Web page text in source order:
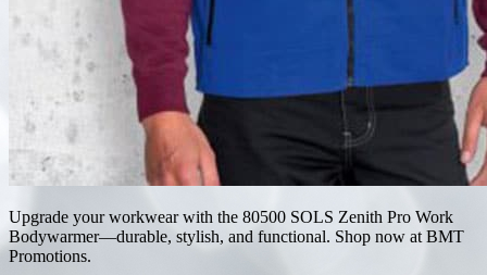
Upgrade your workwear with the 80500 SOLS Zenith Pro Work
Bodywarmer—durable, stylish, and functional. Shop now at BMT
Promotions.